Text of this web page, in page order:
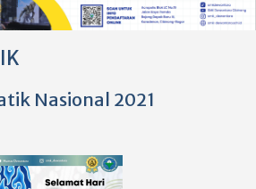
Nasional 2021